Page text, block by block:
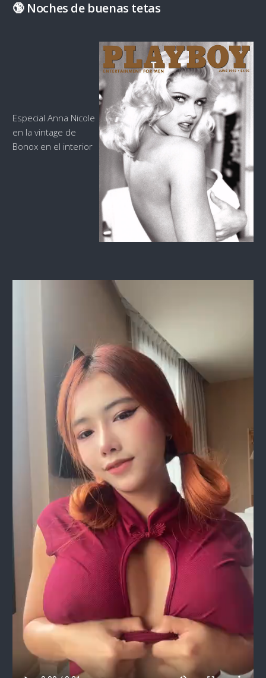
🔞 Noches de buenas tetas
Especial Anna Nicole
en la vintage de
Bonox en el interior